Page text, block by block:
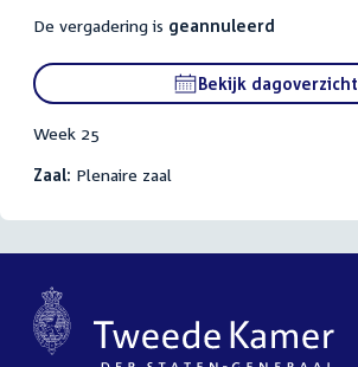
De vergadering is geannuleerd
Bekijk dagoverzicht
Week 25
Zaal: Plenaire zaal